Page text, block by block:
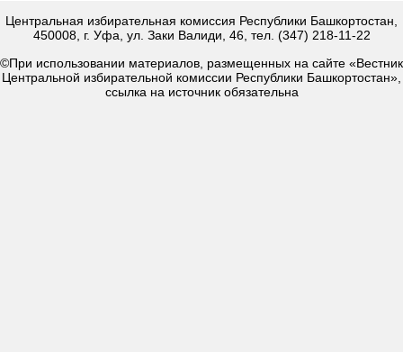
Центральная избирательная комиссия Республики Башкортостан,
450008, г. Уфа, ул. Заки Валиди, 46, тел. (347) 218-11-22
©При использовании материалов, размещенных на сайте «Вестник
Центральной избирательной комиссии Республики Башкортостан»,
ссылка на источник обязательна